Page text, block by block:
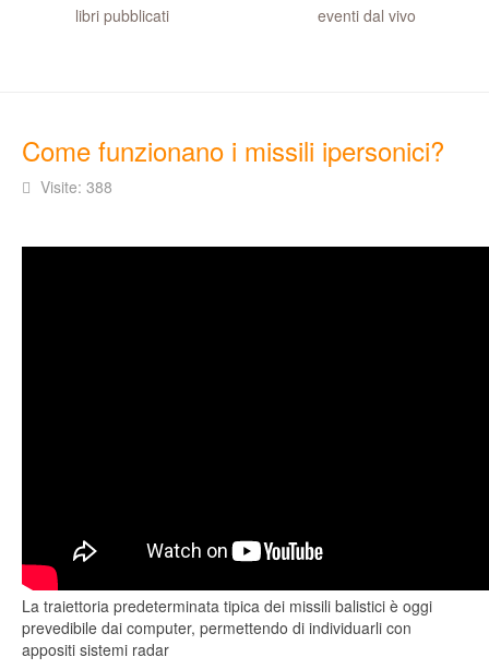
libri pubblicati eventi dal vivo
Come funzionano i missili ipersonici?
Visite: 388
La traiettoria predeterminata tipica dei missili balistici è oggi
prevedibile dai computer, permettendo di individuarli con
appositi sistemi radar